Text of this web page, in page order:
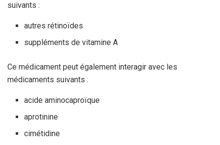
suivants :
autres rétinoïdes
suppléments de vitamine A
Ce médicament peut également interagir avec les
médicaments suivants :
acide aminocaproïque
aprotinine
cimétidine